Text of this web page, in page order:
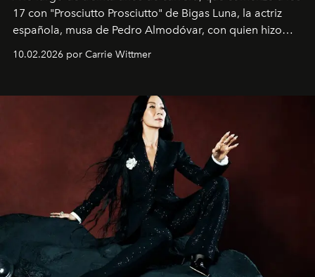
17 con "Prosciutto Prosciutto" de Bigas Luna, la actriz
española, musa de Pedro Almodóvar, con quien hizo
Barcelona", ha dividido su tiempo entre Europa y
dirigida por Maggie Gyllenhaal.
10.02.2026 por Carrie Wittmer